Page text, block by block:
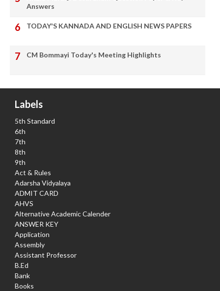
Answers
TODAY'S KANNADA AND ENGLISH NEWS PAPERS
CM Bommayi Today's Meeting Highlights
Labels
5th Standard
6th
7th
8th
9th
Act & Rules
Adarsha Vidyalaya
ADMIT CARD
AHVS
Alternative Academic Calender
ANSWER KEY
Application
Assembly
Assistant Professor
B.Ed
Bank
Books